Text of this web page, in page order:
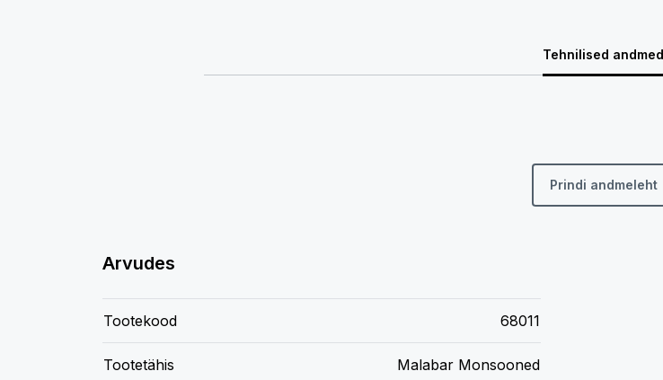
Tehnilised andmed
Prindi andmeleht
Arvudes
Tootekood 68011
Tootetähis Malabar Monsooned